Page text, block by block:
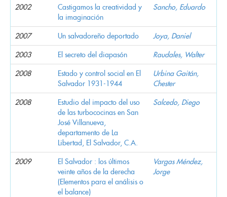
2002
Castigamos la creatividad y
la imaginación
Sancho, Eduardo
2007 Un salvadoreño deportado Joya, Daniel
2003 El secreto del diapasón Raudales, Walter
2008
Estado y control social en El
Salvador 1931-1944
Urbina Gaitán,
Chester
2008
Estudio del impacto del uso
de las turbococinas en San
José Villanueva,
departamento de La
Libertad, El Salvador, C.A.
Salcedo, Diego
2009
El Salvador : los últimos
veinte años de la derecha
(Elementos para el análisis o
el balance)
Vargas Méndez,
Jorge